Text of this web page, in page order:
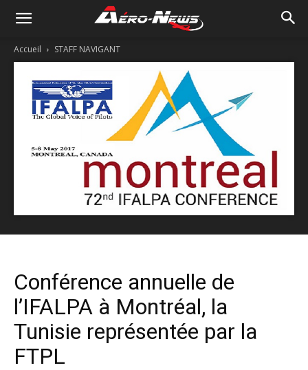
Accueil STAFF NAVIGANT
Conférence annuelle de
l’IFALPA à Montréal, la
Tunisie représentée par la
FTPL